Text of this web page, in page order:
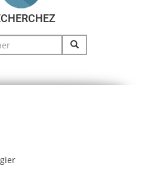
Search
for: